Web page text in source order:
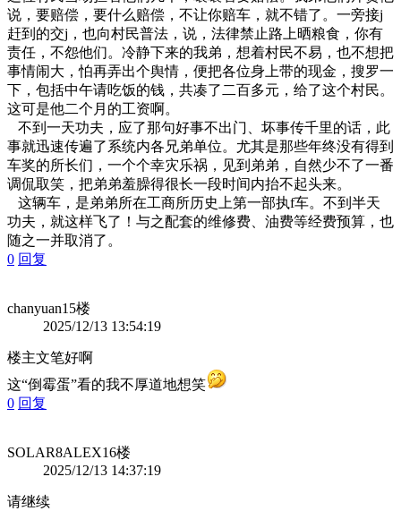
说，要赔偿，要什么赔偿，不让你赔车，就不错了。一旁接j
赶到的交j，也向村民普法，说，法律禁止路上晒粮食，你有
责任，不怨他们。冷静下来的我弟，想着村民不易，也不想把
事情闹大，怕再弄出个舆情，便把各位身上带的现金，搜罗一
下，包括中午请吃饭的钱，共凑了二百多元，给了这个村民。
这可是他二个月的工资啊。
不到一天功夫，应了那句好事不出门、坏事传千里的话，此
事就迅速传遍了系统内各兄弟单位。尤其是那些年终没有得到
车奖的所长们，一个个幸灾乐祸，见到弟弟，自然少不了一番
调侃取笑，把弟弟羞臊得很长一段时间内抬不起头来。
这辆车，是弟弟所在工商所历史上第一部执f车。不到半天
功夫，就这样飞了！与之配套的维修费、油费等经费预算，也
随之一并取消了。
0 回复
chanyuan15楼
2025/12/13 13:54:19
楼主文笔好啊
这“倒霉蛋”看的我不厚道地想笑
0 回复
SOLAR8ALEX16楼
2025/12/13 14:37:19
请继续